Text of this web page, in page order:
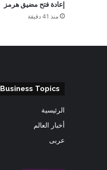
إعادة فتح مضيق هرمز
منذ 41 دقيقة
Business Topics
الرئيسية
أخبار العالم
عربى